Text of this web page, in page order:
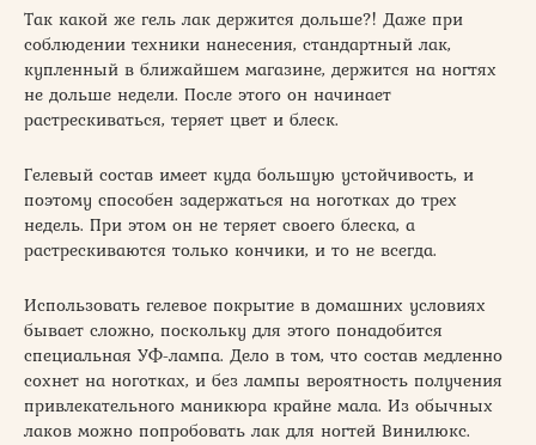
Так какой же гель лак держится дольше?! Даже при
соблюдении техники нанесения, стандартный лак,
купленный в ближайшем магазине, держится на ногтях
не дольше недели. После этого он начинает
растрескиваться, теряет цвет и блеск.
Гелевый состав имеет куда большую устойчивость, и
поэтому способен задержаться на ноготках до трех
недель. При этом он не теряет своего блеска, а
растрескиваются только кончики, и то не всегда.
Использовать гелевое покрытие в домашних условиях
бывает сложно, поскольку для этого понадобится
специальная УФ-лампа. Дело в том, что состав медленно
сохнет на ноготках, и без лампы вероятность получения
привлекательного маникюра крайне мала. Из обычных
лаков можно попробовать лак для ногтей Винилюкс.